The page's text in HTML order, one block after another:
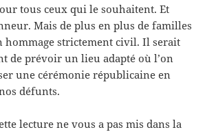
tous ceux qui le souhaitent. Et
Mais de plus en plus de familles
hommage strictement civil. Il serait
de prévoir un lieu adapté où l’on
une cérémonie républicaine en
défunts.
lecture ne vous a pas mis dans la